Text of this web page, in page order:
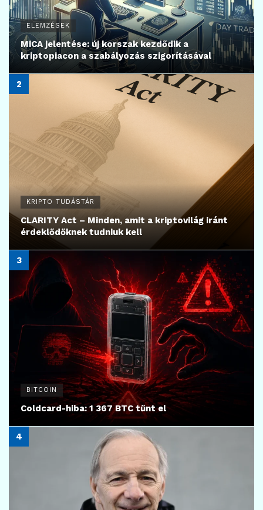
ELEMZÉSEK
MiCA jelentése: új korszak kezdődik a
kriptopiacon a szabályozás szigorításával
KRIPTO TUDÁSTÁR
CLARITY Act – Minden, amit a kriptovilág iránt
érdeklődőknek tudniuk kell
BITCOIN
Coldcard-hiba: 1 367 BTC tűnt el